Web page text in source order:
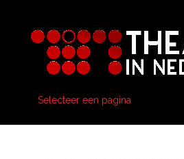
Selecteer een pagina